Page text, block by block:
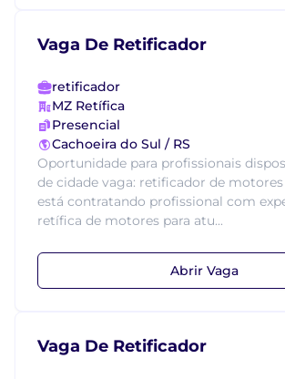
Vaga De Retificador
retificador
MZ Retífica
Presencial
Cachoeira do Sul / RS
Oportunidade para profissionais
de cidade vaga: retificador de
está contratando profissional com
retífica de motores para atu...
Abrir Vaga
Vaga De Retificador